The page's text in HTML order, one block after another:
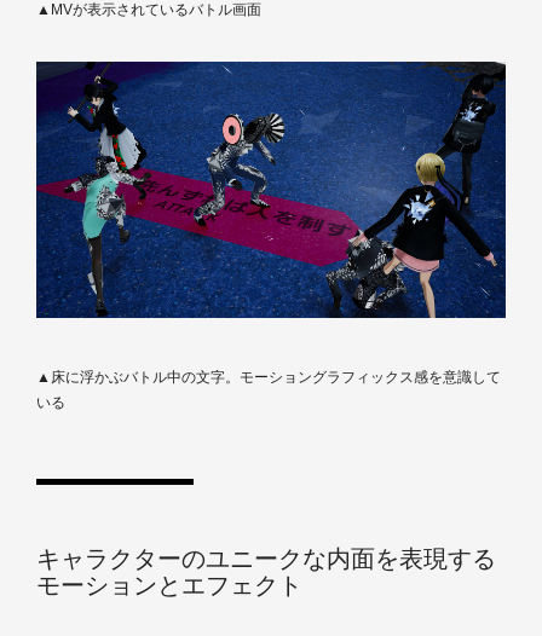
▲MVが表示されているバトル画面
▲床に浮かぶバトル中の文字。モーショングラフィックス感を意識して
いる
キャラクターのユニークな内面を表現する
モーションとエフェクト